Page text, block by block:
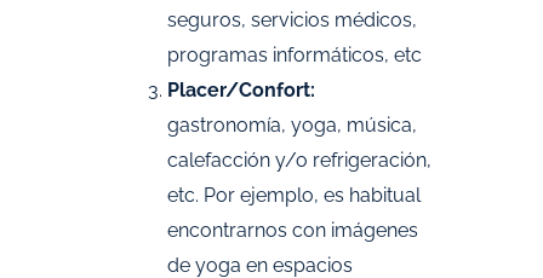
seguros, servicios médicos,
programas informáticos, etc
Placer/Confort:
gastronomía, yoga, música,
calefacción y/o refrigeración,
etc. Por ejemplo, es habitual
encontrarnos con imágenes
de yoga en espacios